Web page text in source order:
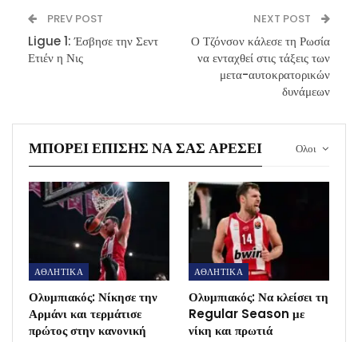
PREV POST
Ligue 1: Έσβησε την Σεντ
Ετιέν η Νις
NEXT POST
Ο Τζόνσον κάλεσε τη Ρωσία
να ενταχθεί στις τάξεις των
μετα-αυτοκρατορικών
δυνάμεων
Ολοι
ΜΠΟΡΕΊ ΕΠΊΣΗΣ ΝΑ ΣΑΣ ΑΡΈΣΕΙ
ΑΘΛΗΤΙΚΑ
Ολυμπιακός: Νίκησε την
Αρμάνι και τερμάτισε
πρώτος στην κανονική
ΑΘΛΗΤΙΚΑ
Ολυμπιακός: Να κλείσει τη
Regular Season με
νίκη και πρωτιά